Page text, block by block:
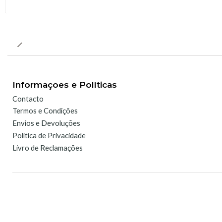
Informações e Políticas
Contacto
Termos e Condições
Envios e Devoluções
Política de Privacidade
Livro de Reclamações